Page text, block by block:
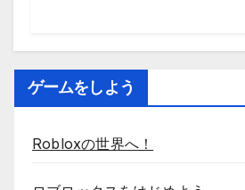
ゲームをしよう
Robloxの世界へ！